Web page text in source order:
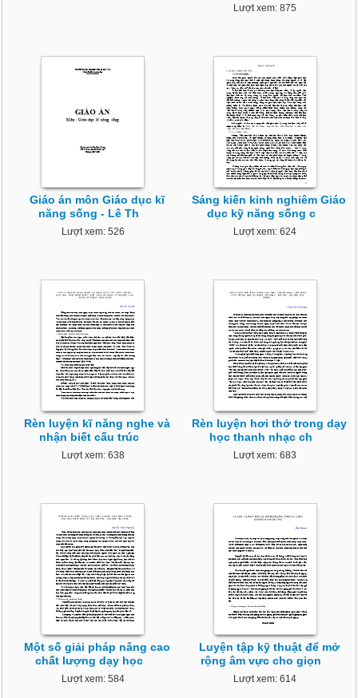
Lượt xem: 875
Giáo án môn Giáo dục kĩ
năng sống - Lê Th
Lượt xem: 526
Sáng kiến kinh nghiêm Giáo
dục kỹ năng sống c
Lượt xem: 624
Rèn luyện kĩ năng nghe và
nhận biết cấu trúc
Lượt xem: 638
Rèn luyện hơi thở trong dạy
học thanh nhạc ch
Lượt xem: 683
Một số giải pháp nâng cao
chất lượng dạy học
Lượt xem: 584
Luyện tập kỹ thuật để mở
rộng âm vực cho giọn
Lượt xem: 614